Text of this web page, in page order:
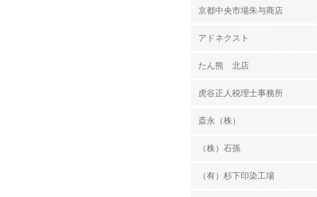
京都中央市場朱与商店
アドネクスト
たん熊 北店
虎谷正人税理士事務所
斎永（株）
（株）石孫
（有）杉下印染工場